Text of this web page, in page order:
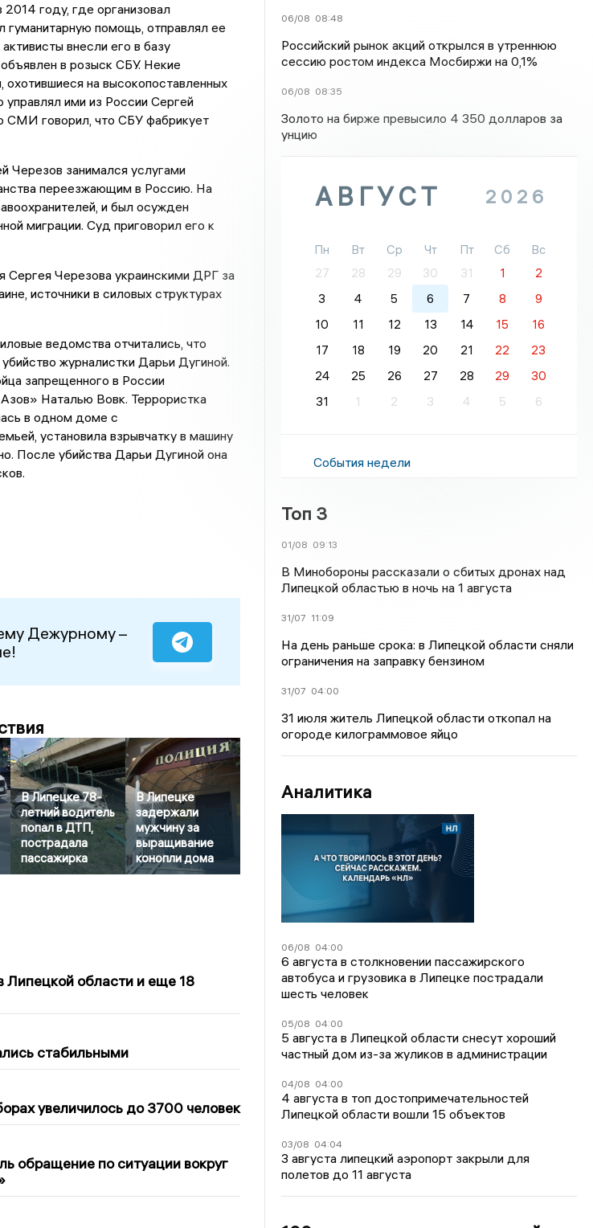
году, где организовал
помощь, отправлял ее
внесли его в базу
в розыск СБУ. Некие
на высокопоставленных
управлял ими из России Сергей
СМИ говорил, что СБУ фабрикует
Черезов занимался услугами
переезжающим в Россию. На
и был осужден
миграции. Суд приговорил его к
Черезова украинскими ДРГ за
источники в силовых структурах
ведомства отчитались, что
журналистки Дарьи Дугиной.
запрещенного в России
Наталью Вовк. Террористка
в одном доме с
установила взрывчатку в машину
После убийства Дарьи Дугиной она
Дежурному –
В Липецке 78-
летний водитель
попал в ДТП,
пострадала
пассажирка
В Липецке
задержали
мужчину за
выращивание
конопли дома
области и еще 18
стабильными
увеличилось до 3700 человек
обращение по ситуации вокруг
06/08 08:48
Российский рынок акций открылся в утреннюю
сессию ростом индекса Мосбиржи на 0,1%
06/08 08:35
Золото на бирже превысило 4 350 долларов за
унцию
АВГУСТ 2026
Пн Вт Ср Чт Пт Сб
Вс
27
28 29 30 31 1
2
3
4 5 6 7 8
9
10
11 12 13 14 15
16
17
18 19 20 21 22
23
24
25 26 27 28 29
30
31
1 2 3 4 5 6
События недели
Топ 3
01/08 09:13
В Минобороны рассказали о сбитых дронах над
Липецкой областью в ночь на 1 августа
31/07 11:09
На день раньше срока: в Липецкой области сняли
ограничения на заправку бензином
31/07 04:00
31 июля житель Липецкой области откопал на
огороде килограммовое яйцо
Аналитика
06/08 04:00
6 августа в столкновении пассажирского
автобуса и грузовика в Липецке пострадали
шесть человек
05/08 04:00
5 августа в Липецкой области снесут хороший
частный дом из-за жуликов в администрации
04/08 04:00
4 августа в топ достопримечательностей
Липецкой области вошли 15 объектов
03/08 04:04
3 августа липецкий аэропорт закрыли для
полетов до 11 августа